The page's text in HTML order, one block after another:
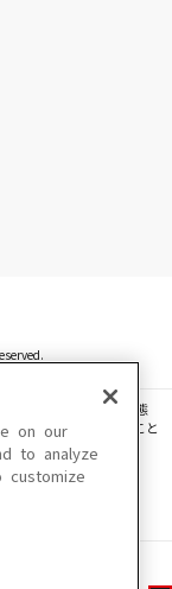
・音声等を、手段や形態
ファイル化などすること
があります。
ります。
on our
to analyze
customize